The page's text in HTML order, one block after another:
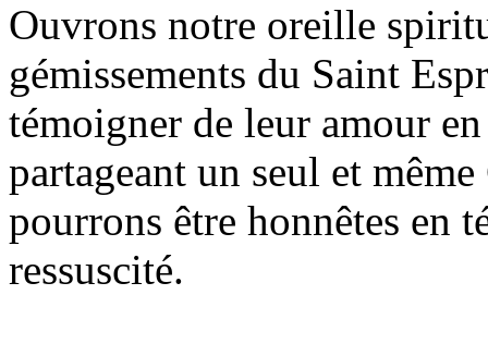
Ouvrons notre oreille
gémissements du Saint
témoigner de leur amour
partageant un seul et
pourrons être honnêtes en
ressuscité.